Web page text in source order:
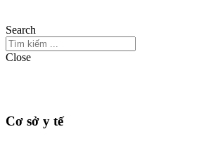
Search
Close
Cơ sở y tế